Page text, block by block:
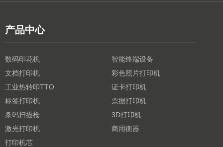
产品中心
数码印花机
智能终端设备
文档打印机
彩色照片打印机
工业热转印TTO
证卡打印机
标签打印机
票据打印机
条码扫描枪
3D打印机
激光打印机
商用衡器
打印机芯